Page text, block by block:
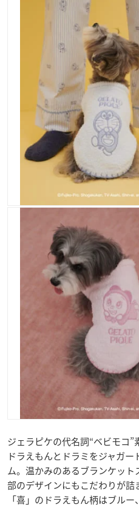
ジェラピケの代名詞“ベビモコ
ドラえもんとドラミをジャガ
ム。温かみのあるブランケッ
部のデザインにもこだわりが詰
「喜」のドラえもん柄はブル